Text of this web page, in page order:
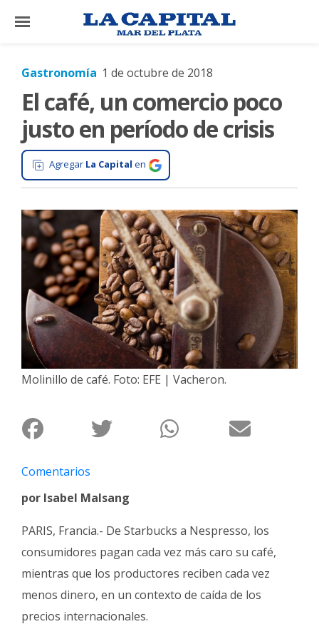
×
El
País
El
Mundo
La
Cultura
Tecnología
Gastronomía
Salud
Interés
General
La
Deportes
y
Espectáculos
Policiales
Cartelera
de
Familia
Clasificados
Gastronomía 1 de octubre de 2018
El café, un comercio poco
justo en período de crisis
Agregar La Capital en
Molinillo de café. Foto: EFE | Vacheron.
Comentarios
por Isabel Malsang
PARIS, Francia.- De Starbucks a Nespresso, los
consumidores pagan cada vez más caro su café,
mientras que los productores reciben cada vez
menos dinero, en un contexto de caída de los
precios internacionales.